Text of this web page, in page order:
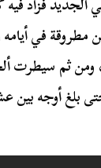
مطروقة في
ومن ثم سيطرت
بلغ أوجه بين